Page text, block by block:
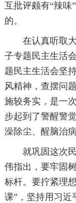
互批评颇有“辣
的。
在认真听取大
子专题民主生活
题民主生活会坚
风精神，查摆问
施较务实，是一
步起到了警醒警
澡除尘、醒脑治
就巩固这次民
伟指出，要牢固
标杆。要拧紧理
课”，坚持用习近